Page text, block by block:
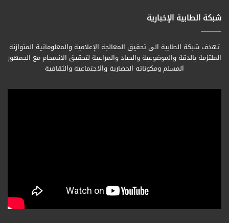
شبكة الطابية الإخبارية
تهدف شبكة الطابية الى تحقيق المعالجة الإعلامية والمعلوماتية المتوازنة
الملتزمة بالدقة والموضوعية والحياد والمراعية لتحقيق الانسجام مع الجمهور
المسلم ومكوناته الحضارية والاجتماعية والثقافية